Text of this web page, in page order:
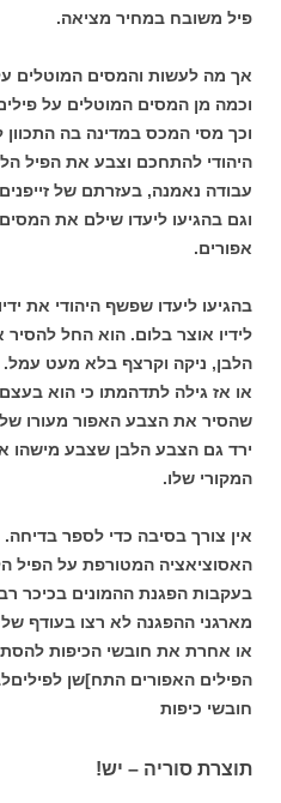
פיל משובח במחיר מציאה.
אך מה לעשות והמסים המוטלים
וכמה מן המסים המוטלים על
וכך מסי המכס במדינה בה
היהודי להתחכם וצבע את הפיל
עבודה נאמנה, בעזרתם של
וגם בהגיעו ליעדו שילם את
אפורים.
בהגיעו ליעדו שפשף היהודי את
לידיו אוצר בלום. הוא החל
הלבן, ניקה וקרצף בלא מעט עמל.
או אז גילה לתדהמתו כי הוא
שהסיר את הצבע האפור מעורו של
ירד גם הצבע הלבן שצבע מישהו
המקורי שלו.
אין צורך בסיבה כדי לספר
האסוציאציה המטורפת על הפיל
בעקבות הפגנת ההמונים בכיכר
מארגני ההפגנה לא רצו בעודף של
או אחרת את חובשי הכיפות
הפילים האפורים התח]שן
חובשי כיפות
תוצרת סוריה – יש!